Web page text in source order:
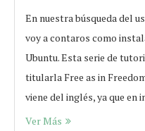
En nuestra búsqueda del
voy a contaros como
Ubuntu. Esta serie de
titularla Free as in
viene del inglés, ya que en
Ver Más